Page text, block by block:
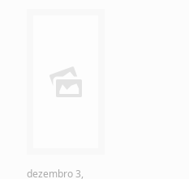
dezembro 3,